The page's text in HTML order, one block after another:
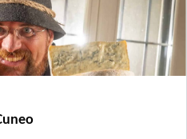
"Fattorie TObia"
di allevatori e
di rispettare il
quello del
i prodotti, a partire dal